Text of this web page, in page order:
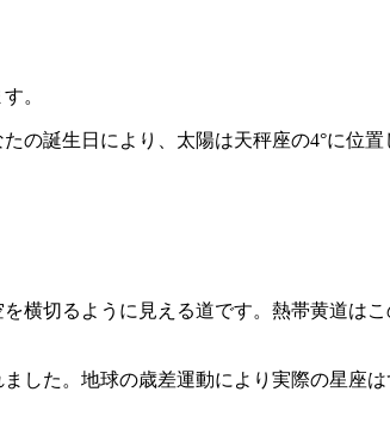
。
の誕生日により、太陽は天秤座の4°に位
横切るように見える道です。熱帯黄道は
した。地球の歳差運動により実際の星座